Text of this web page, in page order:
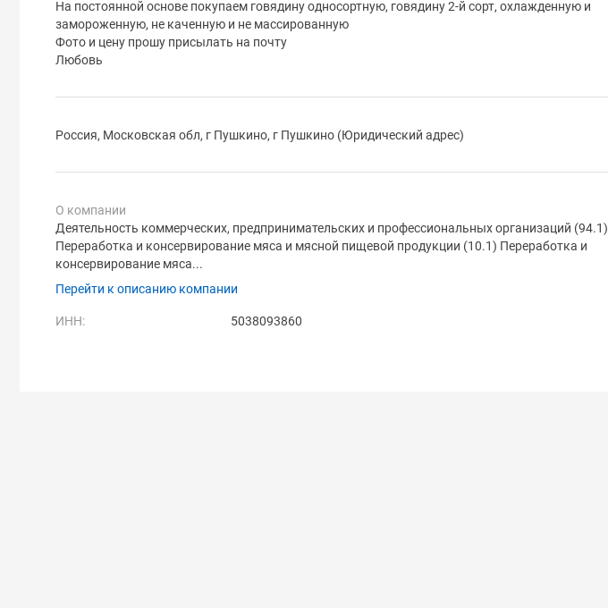
На постоянной основе покупаем говядину односортную, говядину 2-й сорт, охлажденную и
замороженную, не каченную и не массированную
Фото и цену прошу присылать на почту
Любовь
Россия, Московская обл, г Пушкино, г Пушкино (Юридический адрес)
О компании
Деятельность коммерческих, предпринимательских и профессиональных организаций (94.1)
Переработка и консервирование мяса и мясной пищевой продукции (10.1) Переработка и
консервирование мяса...
Перейти к описанию компании
ИНН: 5038093860